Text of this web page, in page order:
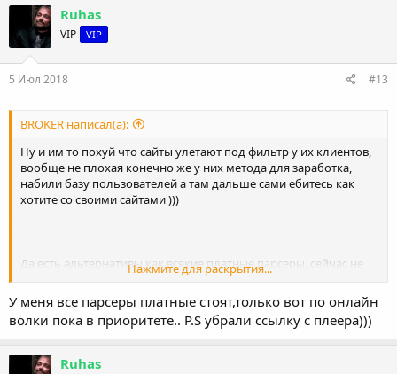
Ruhas
VIP VIP
5 Июл 2018 #13
BROKER написал(а):
Ну и им то похуй что сайты улетают под фильтр у их клиентов,
вообще не плохая конечно же у них метода для заработка,
набили базу пользователей а там дальше сами ебитесь как
хотите со своими сайтами )))
Да есть альтернативы как всякие платные парсеры, сейчас не
2000 года и все парсеры платные очень удобны и
навязываю его. Но с такими рекламами что выводят волки это
реально пизда какая то.
Нажмите для раскрытия...
У меня все парсеры платные стоят,только вот по онлайн
волки пока в приоритете.. P.S убрали ссылку с плеера)))
Ruhas